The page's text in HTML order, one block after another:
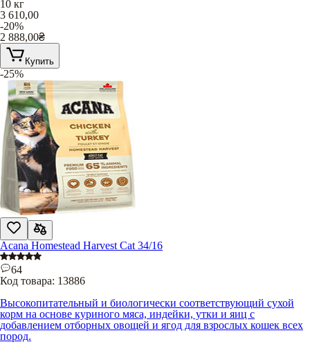
10 кг
3 610,00
-20%
2 888,00₴
Купить
-25%
Acana Homestead Harvest Cat 34/16
64
Код товара: 13886
Высокопитательный и биологически соответствующий сухой
корм на основе куриного мяса, индейки, утки и яиц с
добавлением отборных овощей и ягод для взрослых кошек всех
пород.